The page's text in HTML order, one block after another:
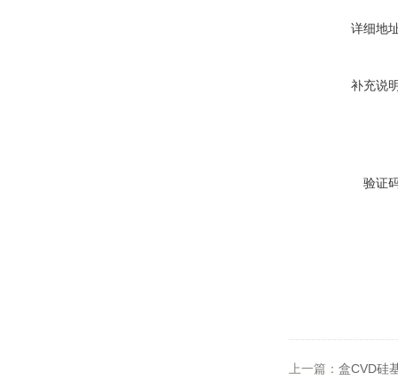
详细地
补充说
验证
上一篇： 盒CVD硅